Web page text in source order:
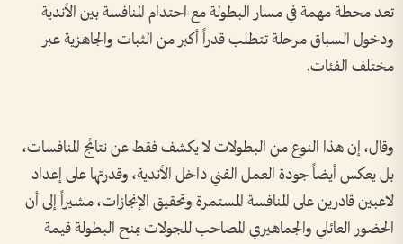
تعد محطة مهمة في مسار البطولة مع احتدام المنافسة بين الأندية
ودخول السباق مرحلة تتطلب قدراً أكبر من الثبات والجاهزية عبر
مختلف الفئات.
وقال، إن هذا النوع من البطولات لا يكشف فقط عن نتائج المنافسات،
بل يعكس أيضاً جودة العمل الفني داخل الأندية، وقدرتها على إعداد
لاعبين قادرين على المنافسة المستمرة وتحقيق الإنجازات، مشيراً إلى أن
الحضور العائلي والجماهيري المصاحب للجولات يمنح البطولة قيمة